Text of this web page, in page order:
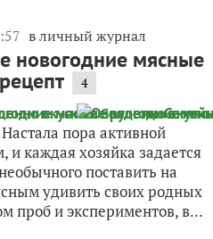
в личный журнал
новогодние мясные
4
пора активной
и каждая хозяйка задается
поставить на
удивить своих родных
проб и экспериментов, в...